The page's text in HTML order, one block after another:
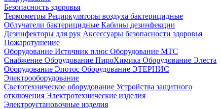
Безопасность здоровья
Термометры Рециркуляторы воздуха бактерицидные
Облучатели бактерицидные Кабины дезинфекции
Дезинфекторы для рук Аксессуары безопасности здоровья
Пожаротушение
Оборудование Источник плюс Оборудование МТС
Снабжение Оборудование ПироХимика Оборудование Элеста
Оборудование Эпотос Оборудование ЭТЕРНИС
Электрооборудование
Светотехническое оборудование Устройства защитного
отключения Электротехнические изделия
Электроустановочные изделия